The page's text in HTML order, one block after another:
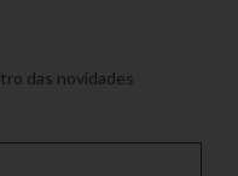
das novidades